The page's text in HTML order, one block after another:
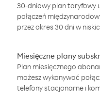
30-dniowy plan taryfowy
połączeń
przez okres 30 dni w
Miesięczne plany
Plan miesięcznego
możesz wykonywać
telefony stacjonarne i